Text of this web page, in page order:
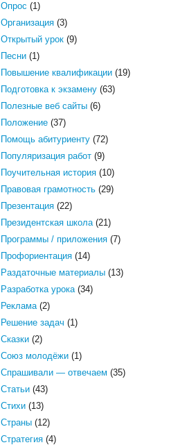
Опрос (1)
Организация(3)
Открытый урок(9)
Песни(1)
Повышение квалификации(19)
Подготовка к экзамену(63)
Полезные веб сайты(6)
Положение(37)
Помощь абитуриенту(72)
Популяризация работ(9)
Поучительная история(10)
Правовая грамотность(29)
Презентация(22)
Президентская школа(21)
Программы / приложения(7)
Профориентация(14)
Раздаточные материалы(13)
Разработка урока(34)
Реклама(2)
Решение задач (1)
Сказки(2)
Союз молодёжи(1)
Спрашивали — отвечаем (35)
Статьи(43)
Стихи(13)
Страны(12)
Стратегия(4)